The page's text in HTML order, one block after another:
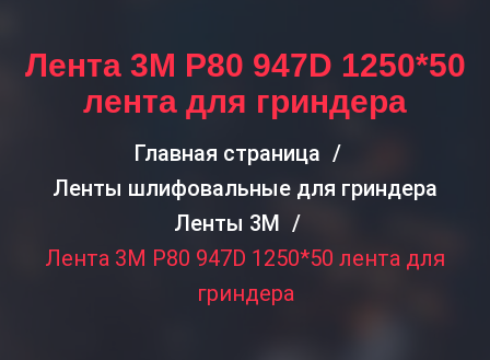
Лента 3M P80 947D 1250*50
лента для гриндера
Главная страница
Ленты шлифовальные для гриндера
Ленты 3M
Лента 3M P80 947D 1250*50 лента для
гриндера